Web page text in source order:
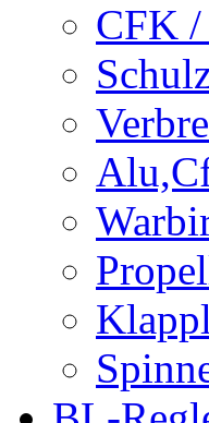
CFK